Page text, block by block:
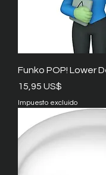
Funko POP! Lower
Precio
15,95 US$
Impuesto excluido